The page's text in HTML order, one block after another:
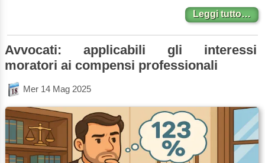
Leggi tutto…
Avvocati: applicabili gli interessi
moratori ai compensi professionali
Mer 14 Mag 2025